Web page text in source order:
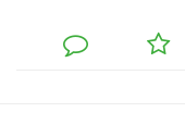
DEIXE
COMENTÁRIO
MINHA
LISTA